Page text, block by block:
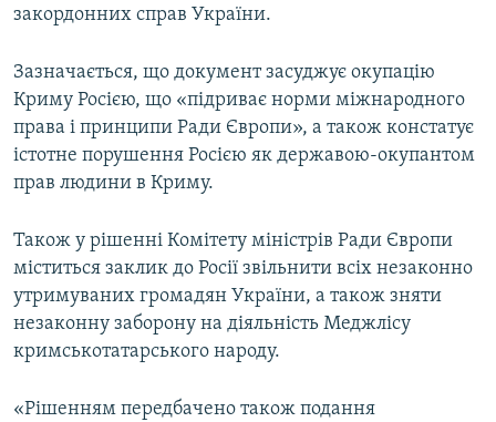
закордонних справ України.
Зазначається, що документ засуджує окупацію
Криму Росією, що «підриває норми міжнародного
права і принципи Ради Європи», а також констатує
істотне порушення Росією як державою-окупантом
прав людини в Криму.
Також у рішенні Комітету міністрів Ради Європи
міститься заклик до Росії звільнити всіх незаконно
утримуваних громадян України, а також зняти
незаконну заборону на діяльність Меджлісу
кримськотатарського народу.
«Рішенням передбачено також подання